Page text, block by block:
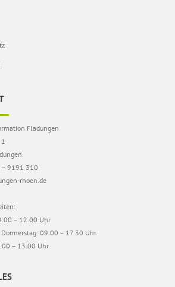
Fladungen
– 9191 310
rhoen.de
– 12.00 Uhr
Donnerstag: 09.00 – 17.30 Uhr
– 13.00 Uhr